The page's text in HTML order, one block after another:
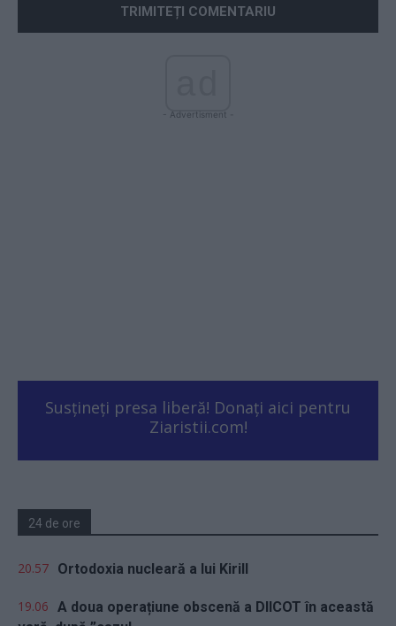
- Advertisment -
Susțineți presa liberă! Donați aici pentru
Ziaristii.com!
24 de ore
20.57 Ortodoxia nucleară a lui Kirill
19.06 A doua operațiune obscenă a DIICOT în această